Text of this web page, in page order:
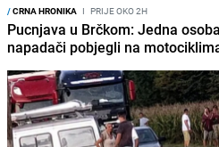
/CRNA HRONIKA I PRIJE OKO 2H
Pucnjava u Brčkom: Jedna
napadači pobjegli na